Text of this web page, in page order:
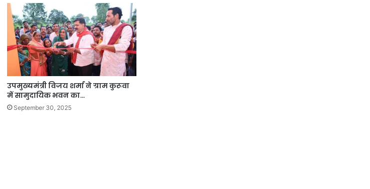
उपमुख्यमंत्री विजय शर्मा ने ग्राम कुरूवा
में सामुदायिक भवन का…
September 30, 2025